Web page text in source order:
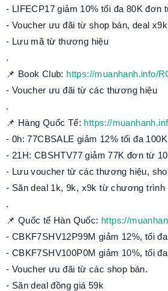
- LIFECP17 giảm 10% tối đa 80K đơn
- Voucher ưu đãi từ shop bán, deal x9k
- Lưu mã từ thương hiệu
.
📌 Book Club: https://muanhanh.info/
- Voucher ưu đãi từ các thương hiệu
.
📌 Hàng Quốc Tế: https://
- 0h: 77CBSALE giảm 12% tối đa
- 21H: CBSHTV77 giảm 77K đơn từ
- Lưu voucher từ các thương hiệu,
- Săn deal 1k, 9k, x9k từ chương trình
.
📌 Quốc tế Hàn Quốc: https://
- CBKF7SHV12P99M giảm 12%, tối
- CBKF7SHV100P0M giảm 10%, tối
- Voucher ưu đãi từ các shop bán.
- Săn deal đồng giá 59k